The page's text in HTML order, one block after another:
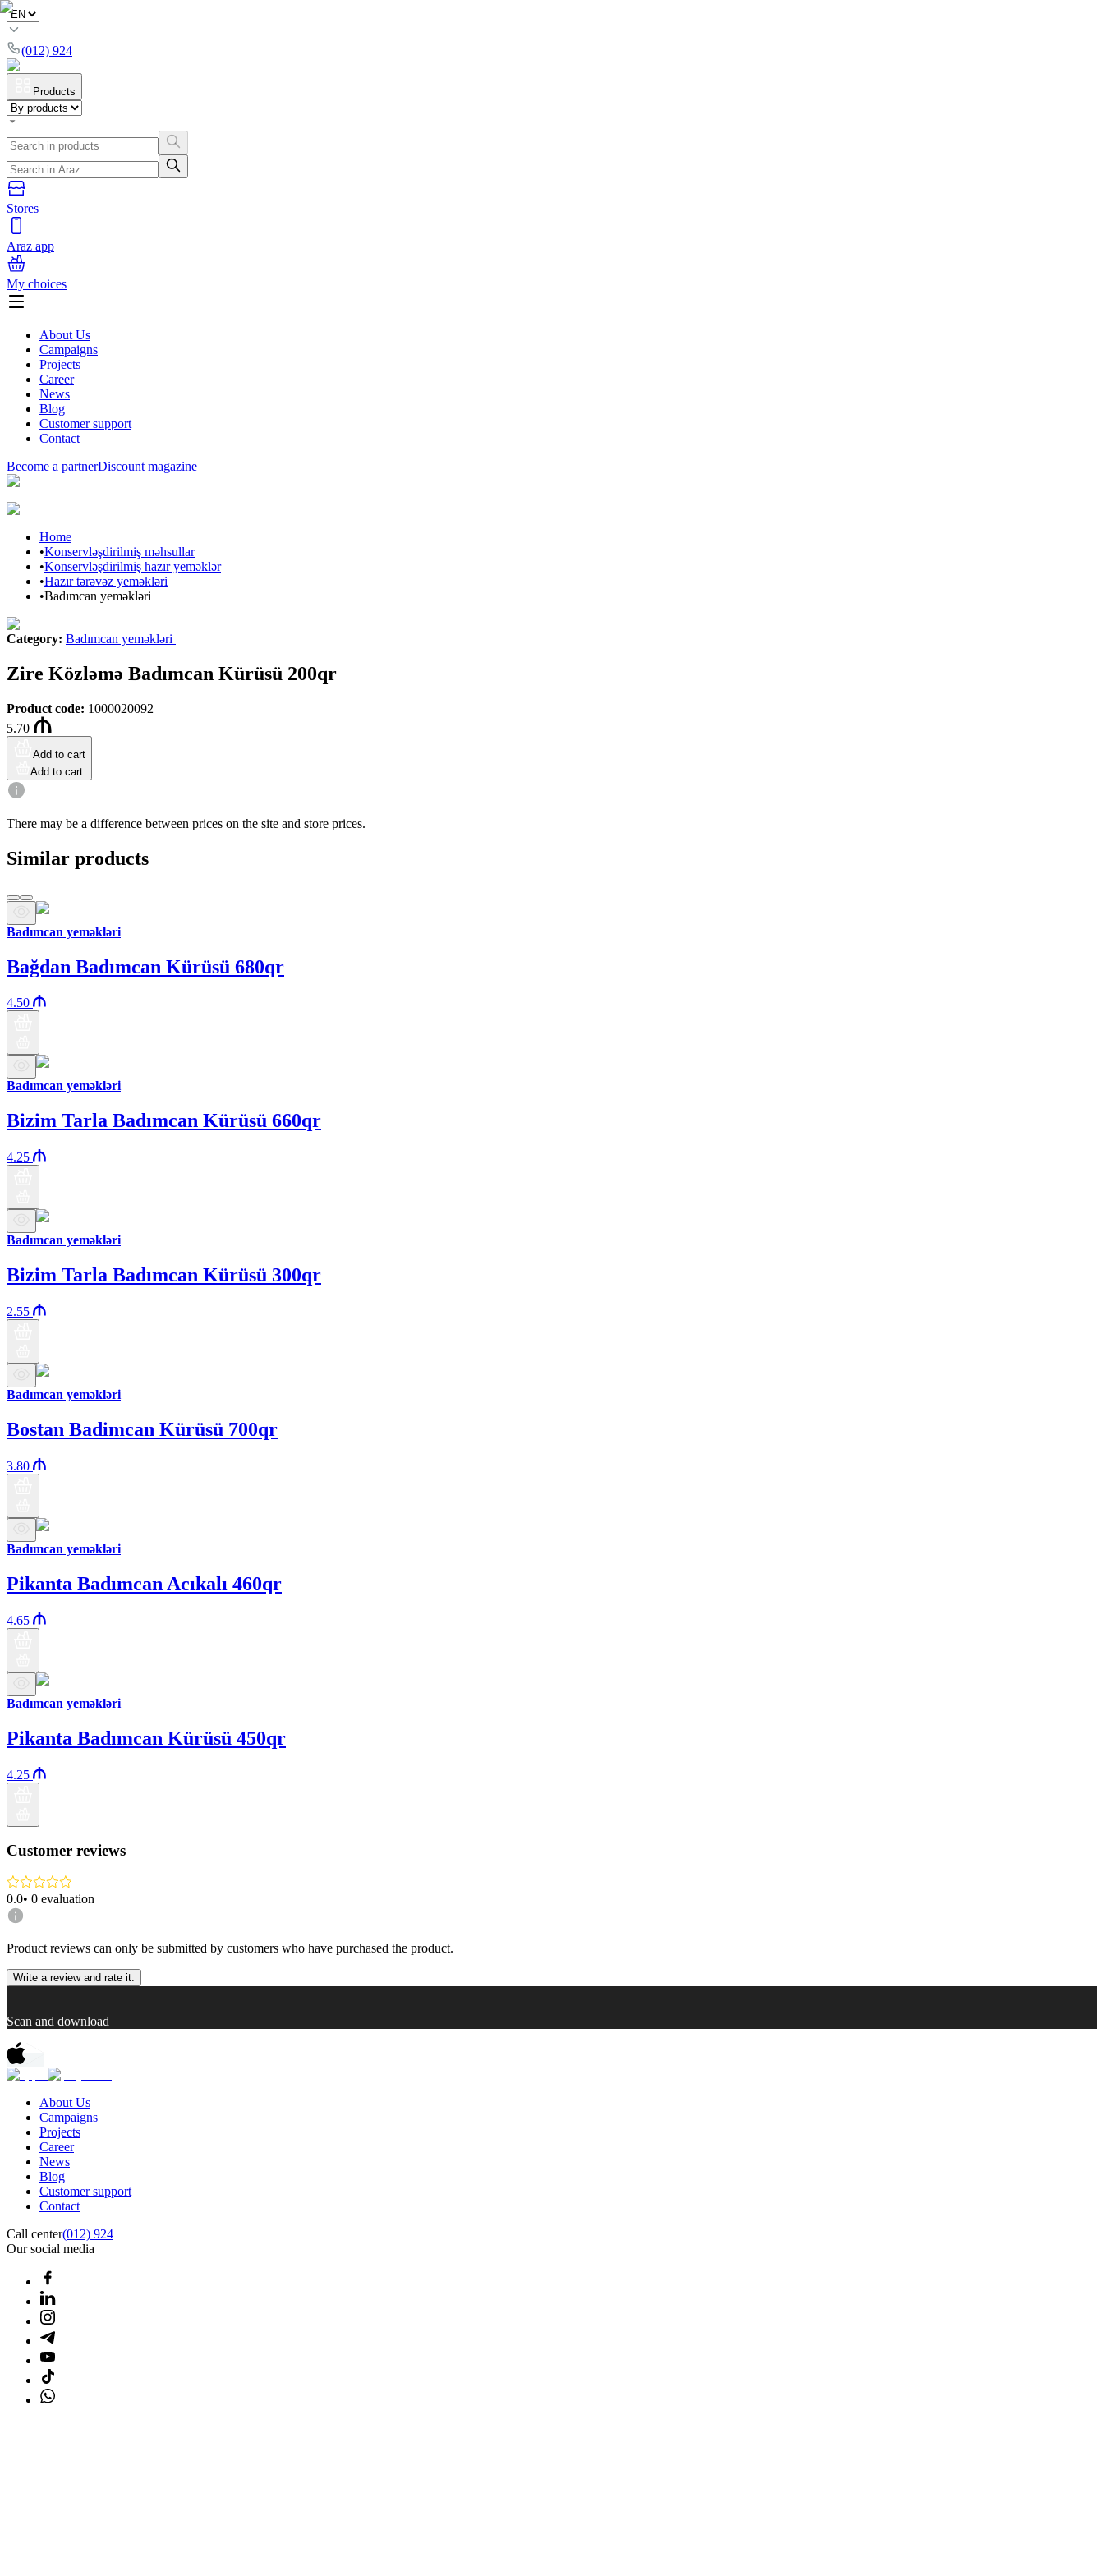
(012) 924
Products
Stores
Araz app
My choices
About Us
Campaigns
Projects
Career
News
Blog
Customer support
Contact
Become a partnerDiscount magazine
Home
•Konservləşdirilmiş məhsullar
•Konservləşdirilmiş hazır yeməklər
•Hazır tərəvəz yeməkləri
•Badımcan yeməkləri
Category: Badımcan yeməkləri
Zire Közləmə Badımcan Kürüsü 200qr
Product code: 1000020092
5.70
Add to cart
Add to cart
There may be a difference between prices on the site and store prices.
Similar products
Badımcan yeməkləri
Bağdan Badımcan Kürüsü 680qr
4.50
Badımcan yeməkləri
Bizim Tarla Badımcan Kürüsü 660qr
4.25
Badımcan yeməkləri
Bizim Tarla Badımcan Kürüsü 300qr
2.55
Badımcan yeməkləri
Bostan Badimcan Kürüsü 700qr
3.80
Badımcan yeməkləri
Pikanta Badımcan Acıkalı 460qr
4.65
Badımcan yeməkləri
Pikanta Badımcan Kürüsü 450qr
4.25
Customer reviews
0.0• 0 evaluation
Product reviews can only be submitted by customers who have purchased the product.
Write a review and rate it.
Scan and download
About Us
Campaigns
Projects
Career
News
Blog
Customer support
Contact
Call center(012) 924
Our social media